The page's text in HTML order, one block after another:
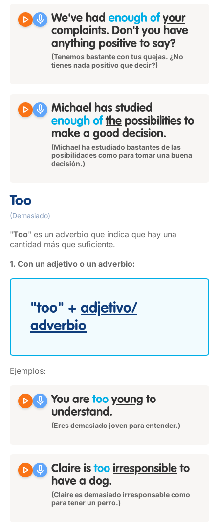
play_arrow mic We've had enough of your
complaints. Don't you have
anything positive to say?
(Tenemos bastante con tus quejas. ¿No
tienes nada positivo que decir?)
play_arrow mic Michael has studied
enough of the possibilities to
make a good decision.
(Michael ha estudiado bastantes de las
posibilidades como para tomar una buena
decisión.)
Too
(Demasiado)
"Too" es un adverbio que indica que hay una
cantidad más que suficiente.
1. Con un adjetivo o un adverbio:
"too" + adjetivo/
adverbio
Ejemplos:
play_arrow mic You aretoo young to
understand.
(Eres demasiado joven para entender.)
play_arrow mic Claire istoo irresponsible to
have a dog.
(Claire es demasiado irresponsable como
para tener un perro.)